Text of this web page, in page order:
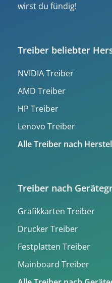
wirst du fündig!
Treiber beliebter
NVIDIA Treiber
AMD Treiber
HP Treiber
Lenovo Treiber
Alle Treiber nach
Treiber nach
Grafikkarten Treiber
Drucker Treiber
Festplatten Treiber
Mainboard Treiber